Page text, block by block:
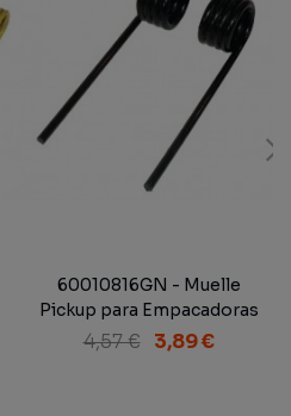
60010816GN - Muelle
Pickup para Empacadoras
Krone Adaptable
4,57 € 3,89 €